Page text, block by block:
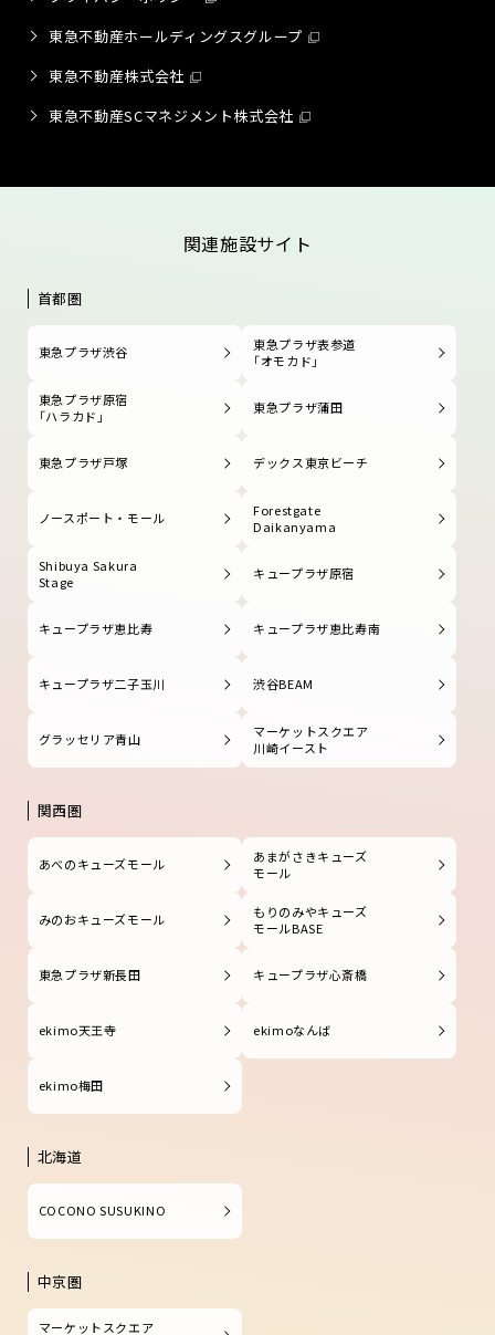
東急不動産ホールディングスグループ
東急不動産株式会社
東急不動産SCマネジメント株式会社
関連施設サイト
首都圏
東急プラザ渋谷
東急プラザ表参道
「オモカド」
東急プラザ原宿
「ハラカド」
東急プラザ蒲田
東急プラザ戸塚 デックス東京ビーチ
ノースポート・モール
Forestgate
Daikanyama
Shibuya Sakura
Stage
キュープラザ原宿
キュープラザ恵比寿 キュープラザ恵比寿南
キュープラザ二子玉川 渋谷BEAM
グラッセリア青山
マーケットスクエア
川崎イースト
関西圏
あべのキューズモール
あまがさきキューズ
モール
みのおキューズモール
もりのみやキューズ
モールBASE
東急プラザ新長田 キュープラザ心斎橋
ekimo天王寺 ekimoなんば
ekimo梅田
北海道
COCONO SUSUKINO
中京圏
マーケットスクエア